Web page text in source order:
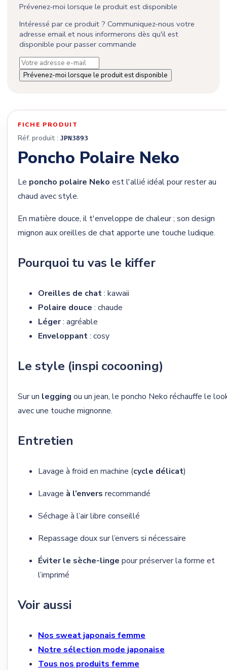
Prévenez-moi lorsque le produit est disponible
Intéressé par ce produit ? Communiquez-nous votre
adresse email et nous informerons dès qu'il est
disponible pour passer commande
Prévenez-moi lorsque le produit est disponible
FICHE PRODUIT
Réf. produit : JPN3893
Poncho Polaire Neko
Le poncho polaire Neko est l'allié idéal pour rester au
chaud avec style.
En matière douce, il t'enveloppe de chaleur ; son design
mignon aux oreilles de chat apporte une touche ludique.
Pourquoi tu vas le kiffer
Oreilles de chat: kawaii
Polaire douce : chaude
Léger: agréable
Enveloppant: cosy
Le style (inspi cocooning)
Sur un legging ou un jean, le poncho Neko réchauffe le
avec une touche mignonne.
Entretien
Lavage à froid en machine (cycle délicat)
Lavage à l’envers recommandé
Séchage à l’air libre conseillé
Repassage doux sur l’envers si nécessaire
Éviter le sèche-linge pour préserver la forme et
l’imprimé
Voir aussi
Nos sweat japonais femme
Notre sélection mode japonaise
Tous nos produits femme